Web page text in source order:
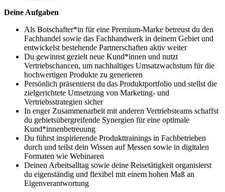
Deine Aufgaben
Als Botschafter*in für eine Premium-Marke betreust du den
Fachhandel sowie das Fachhandwerk in deinem Gebiet und
entwickelst bestehende Partnerschaften aktiv weiter
Du gewinnst gezielt neue Kund*innen und nutzt
Vertriebschancen, um nachhaltiges Umsatzwachstum für die
hochwertigen Produkte zu generieren
Persönlich präsentierst du das Produktportfolio und stellst die
zielgerichtete Umsetzung von Marketing- und
Vertriebsstrategien sicher
In enger Zusammenarbeit mit anderen Vertriebsteams schaffst
du gebietsübergreifende Synergien für eine optimale
Kund*innenbetreuung
Du führst inspirierende Produkttrainings in Fachbetrieben
durch und teilst dein Wissen auf Messen sowie in digitalen
Formaten wie Webinaren
Deinen Arbeitsalltag sowie deine Reisetätigkeit organisierst
du eigenständig und flexibel mit einem hohen Maß an
Eigenverantwortung